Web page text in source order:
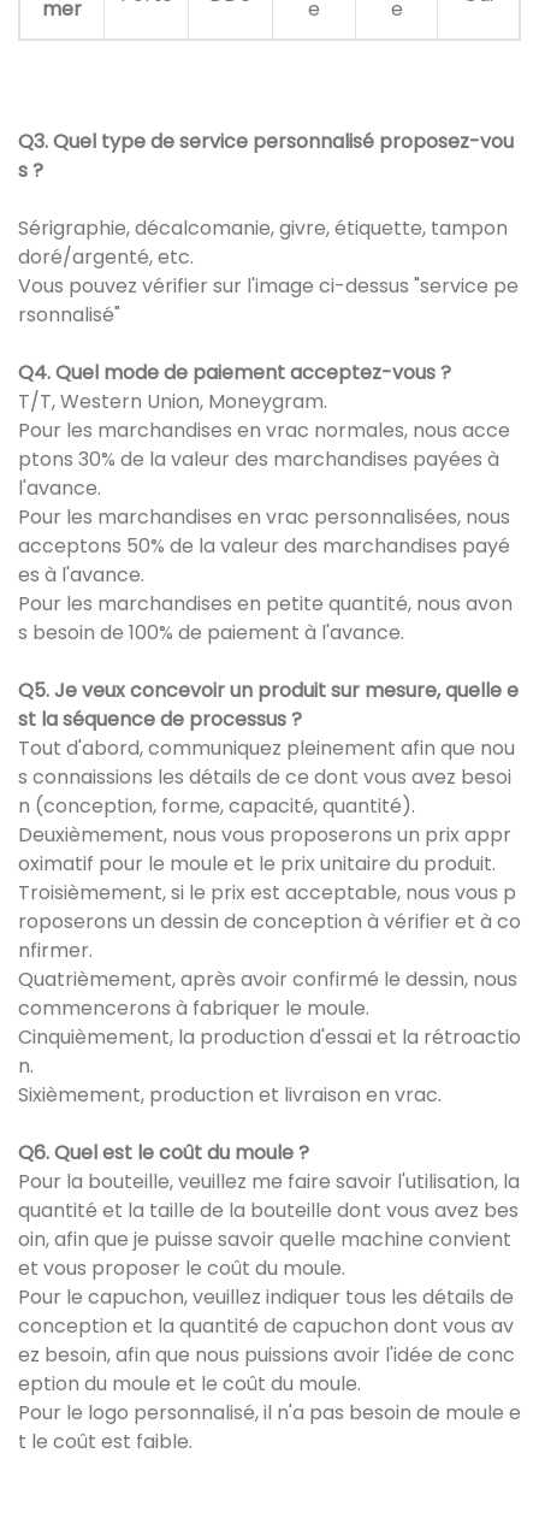
mer e e
Q3. Quel type de service personnalisé proposez-vou
s ?
Sérigraphie, décalcomanie, givre, étiquette, tampon
doré/argenté, etc.
Vous pouvez vérifier sur l'image ci-dessus "service pe
rsonnalisé"
Q4. Quel mode de paiement acceptez-vous ?
T/T, Western Union, Moneygram.
Pour les marchandises en vrac normales, nous acce
ptons 30% de la valeur des marchandises payées à
l'avance.
Pour les marchandises en vrac personnalisées, nous
acceptons 50% de la valeur des marchandises payé
es à l'avance.
Pour les marchandises en petite quantité, nous avon
s besoin de 100% de paiement à l'avance.
Q5. Je veux concevoir un produit sur mesure, quelle e
st la séquence de processus ?
Tout d'abord, communiquez pleinement afin que nou
s connaissions les détails de ce dont vous avez besoi
n (conception, forme, capacité, quantité).
Deuxièmement, nous vous proposerons un prix appr
oximatif pour le moule et le prix unitaire du produit.
Troisièmement, si le prix est acceptable, nous vous p
roposerons un dessin de conception à vérifier et à co
nfirmer.
Quatrièmement, après avoir confirmé le dessin, nous
commencerons à fabriquer le moule.
Cinquièmement, la production d'essai et la rétroactio
n.
Sixièmement, production et livraison en vrac.
Q6. Quel est le coût du moule ?
Pour la bouteille, veuillez me faire savoir l'utilisation, la
quantité et la taille de la bouteille dont vous avez bes
oin, afin que je puisse savoir quelle machine convient
et vous proposer le coût du moule.
Pour le capuchon, veuillez indiquer tous les détails de
conception et la quantité de capuchon dont vous av
ez besoin, afin que nous puissions avoir l'idée de conc
eption du moule et le coût du moule.
Pour le logo personnalisé, il n'a pas besoin de moule e
t le coût est faible.